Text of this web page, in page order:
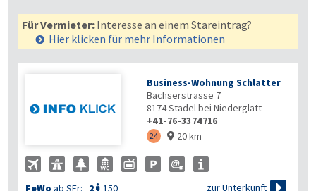
Für Vermieter: Interesse an einem Stareintrag?
Hier klicken für mehr Informationen
Business-Wohnung Schlatter
Bachserstrasse 7
8174Stadel bei Niederglatt
+41-76-3374716
24  20 km
FeWo ab SFr: 2  150 zur Unterkunft